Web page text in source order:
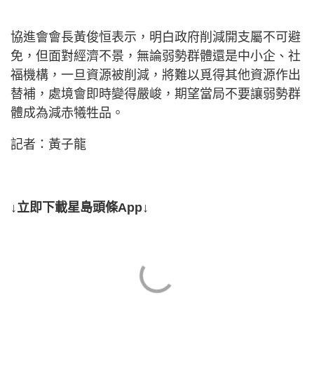
協進會會長黃俊恒表示，明白政府削減開支屬不可避
免，但面對經濟不景，無論弱勢群體還是中小企、社
福機構，一旦資源被削減，將難以覓得其他資源作出
替補，處境會即時變得嚴峻，期望當局不要讓弱勢群
體成為減赤犧牲品。
記者：黃子龍
↓立即下載星島頭條App↓